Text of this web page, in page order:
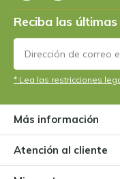
Reciba las
* Lea las restricciones
Más información
Atención al cliente